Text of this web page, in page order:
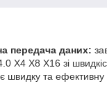
передача даних:
X4 X8 X16 зі
швидку та ефективну